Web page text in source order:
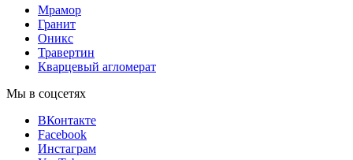
Мрамор
Гранит
Оникс
Травертин
Кварцевый агломерат
Мы в соцсетях
ВКонтакте
Facebook
Инстаграм